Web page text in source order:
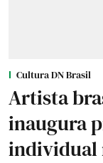
Cultura DN Brasil
Artista
inaugura
individual